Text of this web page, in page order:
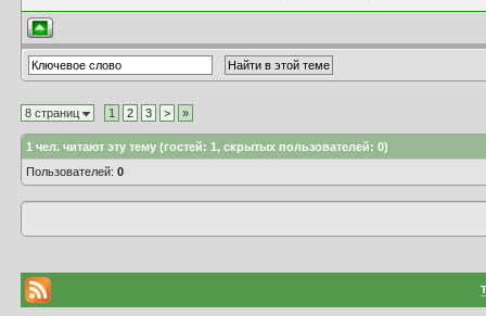
8 страниц 1 2 3 > »
1 чел. читают эту тему (гостей: 1, скрытых пользователей: 0)
Пользователей:0